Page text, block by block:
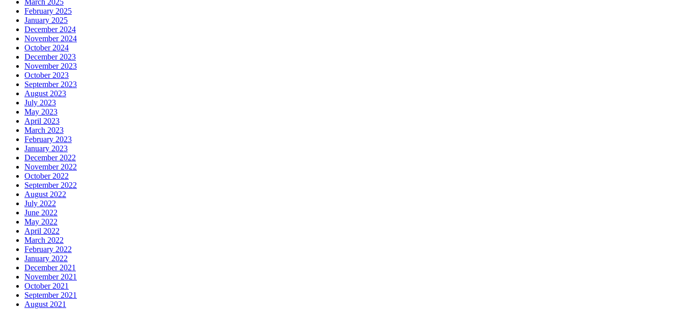
March 2025
February 2025
January 2025
December 2024
November 2024
October 2024
December 2023
November 2023
October 2023
September 2023
August 2023
July 2023
May 2023
April 2023
March 2023
February 2023
January 2023
December 2022
November 2022
October 2022
September 2022
August 2022
July 2022
June 2022
May 2022
April 2022
March 2022
February 2022
January 2022
December 2021
November 2021
October 2021
September 2021
August 2021